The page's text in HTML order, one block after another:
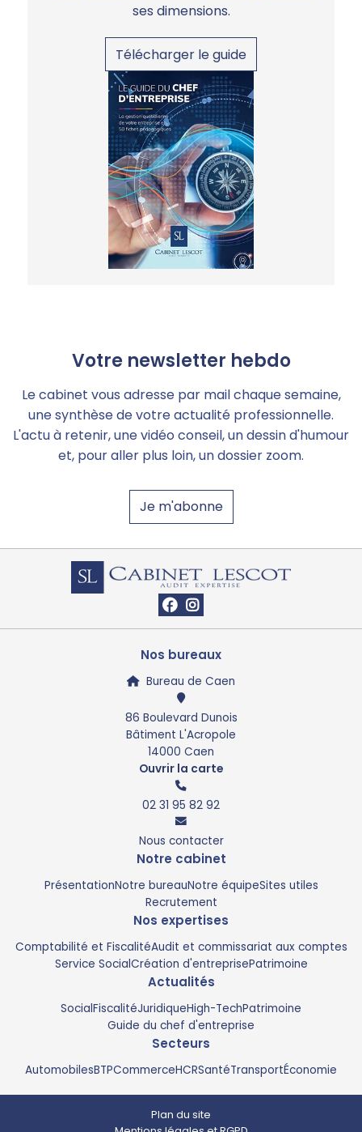
02 31 95 82 92
Facebook
ses dimensions.
Télécharger le guide
Votre newsletter hebdo
Le cabinet vous adresse par mail chaque semaine,
une synthèse de votre actualité professionnelle.
L'actu à retenir, une vidéo conseil, un dessin d'humour
et, pour aller plus loin, un dossier zoom.
Je m'abonne
Nos bureaux
Bureau de Caen
86 Boulevard Dunois
Bâtiment L'Acropole
14000 Caen
Ouvrir la carte
02 31 95 82 92
Nous contacter
Notre cabinet
PrésentationNotre bureauNotre équipeSites utiles
Recrutement
Nos expertises
Comptabilité et FiscalitéAudit et commissariat aux comptes
Service SocialCréation d'entreprisePatrimoine
Actualités
SocialFiscalitéJuridiqueHigh-TechPatrimoine
Guide du chef d'entreprise
Secteurs
AutomobilesBTPCommerceHCRSantéTransportÉconomie
Plan du site